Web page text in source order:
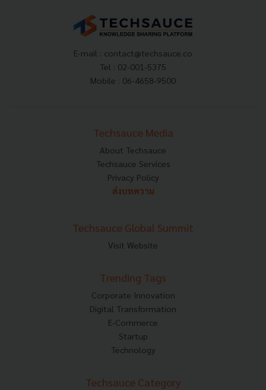
E-mail : contact@techsauce.co
Tel : 02-001-5375
Mobile : 06-4658-9500
Techsauce Media
About Techsauce
Techsauce Services
Privacy Policy
ส่งบทความ
Techsauce Global Summit
Visit Website
Trending Tags
Corporate Innovation
Digital Transformation
E-Commerce
Startup
Technology
Techsauce Category